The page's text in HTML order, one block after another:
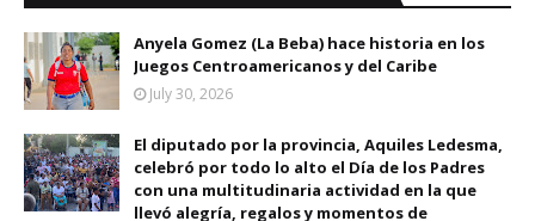
Anyela Gomez (La Beba) hace historia en los
Juegos Centroamericanos y del Caribe
July 30, 2026
El diputado por la provincia, Aquiles Ledesma,
celebró por todo lo alto el Día de los Padres
con una multitudinaria actividad en la que
llevó alegría, regalos y momentos de